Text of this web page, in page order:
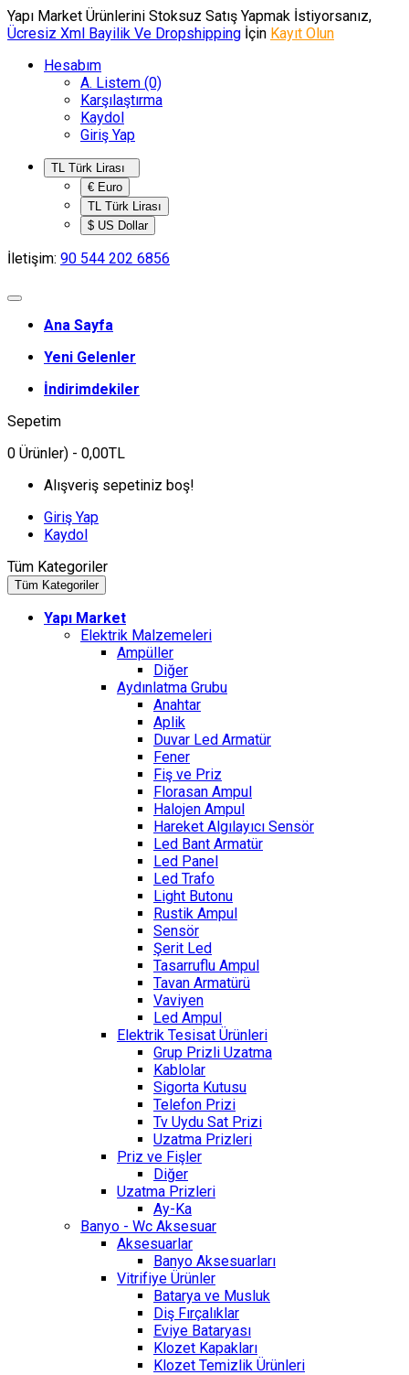
Yapı Market Ürünlerini Stoksuz Satış Yapmak İstiyorsanız,
Ücresiz Xml Bayilik Ve Dropshipping İçin Kayıt Olun
Hesabım
A. Listem (0)
Karşılaştırma
Kaydol
Giriş Yap
€ Euro
TL Türk Lirası
$ US Dollar
İletişim: 90 544 202 6856
Ana Sayfa
Yeni Gelenler
İndirimdekiler
Sepetim
0 Ürünler) - 0,00TL
Alışveriş sepetiniz boş!
Giriş Yap
Kaydol
Tüm Kategoriler
Tüm Kategoriler
Yapı Market
Elektrik Malzemeleri
Ampüller
Diğer
Aydınlatma Grubu
Anahtar
Aplik
Duvar Led Armatür
Fener
Fiş ve Priz
Florasan Ampul
Halojen Ampul
Hareket Algılayıcı Sensör
Led Bant Armatür
Led Panel
Led Trafo
Light Butonu
Rustik Ampul
Sensör
Şerit Led
Tasarruflu Ampul
Tavan Armatürü
Vaviyen
Led Ampul
Elektrik Tesisat Ürünleri
Grup Prizli Uzatma
Kablolar
Sigorta Kutusu
Telefon Prizi
Tv Uydu Sat Prizi
Uzatma Prizleri
Priz ve Fişler
Diğer
Uzatma Prizleri
Ay-Ka
Banyo - Wc Aksesuar
Aksesuarlar
Banyo Aksesuarları
Vitrifiye Ürünler
Batarya ve Musluk
Diş Fırçalıklar
Eviye Bataryası
Klozet Kapakları
Klozet Temizlik Ürünleri